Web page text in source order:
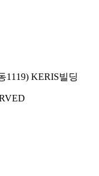
1119) KERIS빌딩